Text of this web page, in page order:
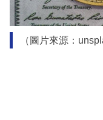
（圖片來源：